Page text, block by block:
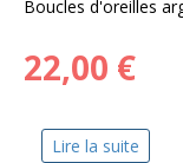
Boucles d'oreilles
22,00 €
Lire la suite